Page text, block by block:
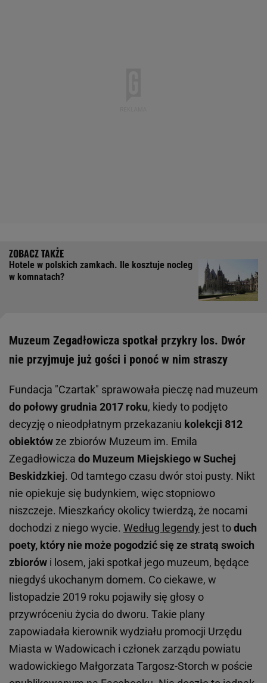
Hotele w polskich zamkach. Ile kosztuje nocleg
w komnatach?
Muzeum Zegadłowicza spotkał przykry los. Dwór
nie przyjmuje już gości i ponoć w nim straszy
Fundacja "Czartak" sprawowała pieczę nad muzeum
do połowy grudnia 2017 roku, kiedy to podjęto
decyzję o nieodpłatnym przekazaniu kolekcji 812
obiektów ze zbiorów Muzeum im. Emila
Zegadłowicza do Muzeum Miejskiego w Suchej
Beskidzkiej. Od tamtego czasu dwór stoi pusty. Nikt
nie opiekuje się budynkiem, więc stopniowo
niszczeje. Mieszkańcy okolicy twierdzą, że nocami
dochodzi z niego wycie. Według legendy jest toduch
poety, który nie może pogodzić się ze stratą swoich
zbiorów i losem, jaki spotkał jego muzeum, będące
niegdyś ukochanym domem. Co ciekawe, w
listopadzie 2019 roku pojawiły się głosy o
przywróceniu życia do dworu. Takie plany
zapowiadała kierownik wydziału promocji Urzędu
Miasta w Wadowicach i członek zarządu powiatu
wadowickiego Małgorzata Targosz-Storch w poście